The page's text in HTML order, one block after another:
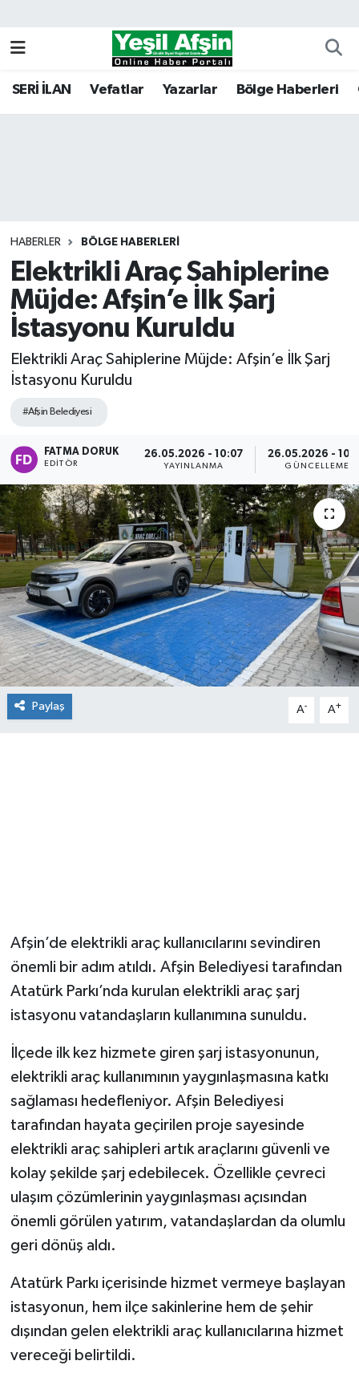
SERİ İLAN Vefatlar Yazarlar Bölge Haberleri
HABERLER BÖLGE HABERLERI
Elektrikli Araç Sahiplerine
Müjde: Afşin’e İlk Şarj
İstasyonu Kuruldu
Elektrikli Araç Sahiplerine Müjde: Afşin’e İlk Şarj
İstasyonu Kuruldu
#Afşin Belediyesi
FATMA DORUK
EDITÖR
26.05.2026 - 10:07
YAYINLANMA
26.05.2026 -
GÜNCELLEME
Paylaş A- A+
Afşin’de elektrikli araç kullanıcılarını sevindiren
önemli bir adım atıldı. Afşin Belediyesi tarafından
Atatürk Parkı’nda kurulan elektrikli araç şarj
istasyonu vatandaşların kullanımına sunuldu.
İlçede ilk kez hizmete giren şarj istasyonunun,
elektrikli araç kullanımının yaygınlaşmasına katkı
sağlaması hedefleniyor. Afşin Belediyesi
tarafından hayata geçirilen proje sayesinde
elektrikli araç sahipleri artık araçlarını güvenli ve
kolay şekilde şarj edebilecek. Özellikle çevreci
ulaşım çözümlerinin yaygınlaşması açısından
önemli görülen yatırım, vatandaşlardan da olumlu
geri dönüş aldı.
Atatürk Parkı içerisinde hizmet vermeye başlayan
istasyonun, hem ilçe sakinlerine hem de şehir
dışından gelen elektrikli araç kullanıcılarına hizmet
vereceği belirtildi.
Kahramanmaraş Nöbetçi Eczaneler
Tüm Manşetler
Son Dakika Haberleri